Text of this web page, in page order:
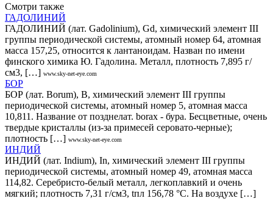
Смотри также
ГАДОЛИНИЙ
ГАДОЛИНИЙ (лат. Gadolinium), Gd, химический элемент III
группы периодической системы, атомный номер 64, атомная
масса 157,25, относится к лантаноидам. Назван по имени
финского химика Ю. Гадолина. Металл, плотность 7,895 г/
см3, […] www.sky-net-eye.com
БОР
БОР (лат. Borum), В, химический элемент III группы
периодической системы, атомный номер 5, атомная масса
10,811. Название от позднелат. borax - бура. Бесцветные, очень
твердые кристаллы (из-за примесей серовато-черные);
плотность […] www.sky-net-eye.com
ИНДИЙ
ИНДИЙ (лат. Indium), In, химический элемент III группы
периодической системы, атомный номер 49, атомная масса
114,82. Серебристо-белый металл, легкоплавкий и очень
мягкий; плотность 7,31 г/см3, tпл 156,78 °С. На воздухе […]